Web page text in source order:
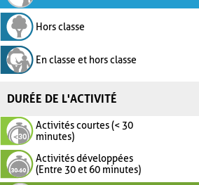
Hors classe
En classe et hors classe
DURÉE DE L'ACTIVITÉ
Activités courtes (< 30
minutes)
Activités développées
(Entre 30 et 60 minutes)